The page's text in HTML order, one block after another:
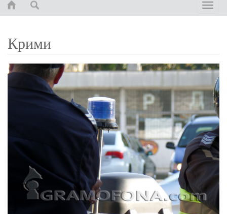
Toggle
Крими